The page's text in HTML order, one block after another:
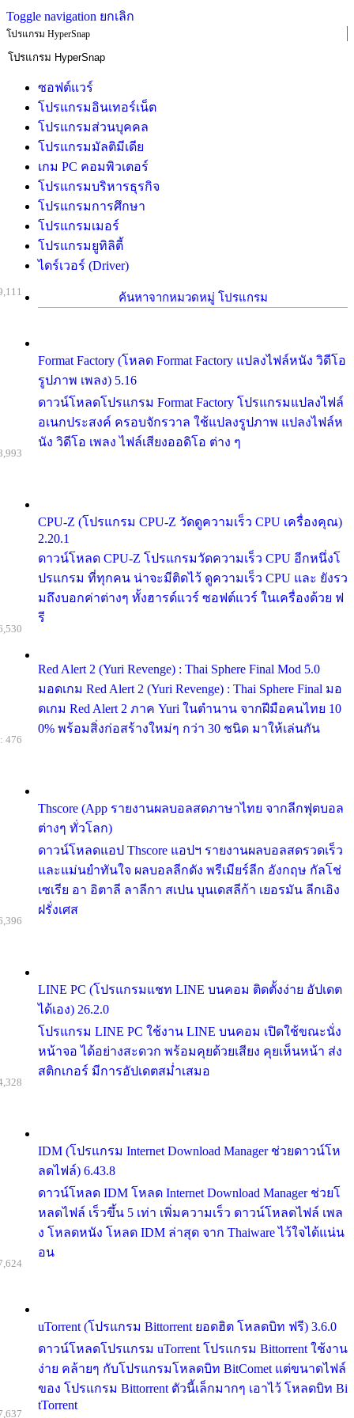
Toggle navigation ยกเลิก
โปรแกรม HyperSnap
ซอฟต์แวร์
โปรแกรมอินเทอร์เน็ต
โปรแกรมส่วนบุคคล
โปรแกรมมัลติมีเดีย
เกม PC คอมพิวเตอร์
โปรแกรมบริหารธุรกิจ
โปรแกรมการศึกษา
โปรแกรมเมอร์
โปรแกรมยูทิลิตี้
ไดร์เวอร์ (Driver)
ค้นหาจากหมวดหมู่ โปรแกรม
Format Factory (โหลด Format Factory แปลงไฟล์หนัง วิดีโอ
รูปภาพ เพลง) 5.16
ดาวน์โหลดโปรแกรม Format Factory โปรแกรมแปลงไฟล์
อเนกประสงค์ ครอบจักรวาล ใช้แปลงรูปภาพ แปลงไฟล์ห
นัง วิดีโอ เพลง ไฟล์เสียงออดิโอ ต่าง ๆ
CPU-Z (โปรแกรม CPU-Z วัดดูความเร็ว CPU เครื่องคุณ)
2.20.1
ดาวน์โหลด CPU-Z โปรแกรมวัดความเร็ว CPU อีกหนึ่งโ
ปรแกรม ที่ทุกคน น่าจะมีติดไว้ ดูความเร็ว CPU และ ยังรว
มถึงบอกค่าต่างๆ ทั้งฮารด์แวร์ ซอฟต์แวร์ ในเครื่องด้วย ฟ
รี
Red Alert 2 (Yuri Revenge) : Thai Sphere Final Mod 5.0
มอดเกม Red Alert 2 (Yuri Revenge) : Thai Sphere Final มอ
ดเกม Red Alert 2 ภาค Yuri ในตำนาน จากฝีมือคนไทย 10
0% พร้อมสิ่งก่อสร้างใหม่ๆ กว่า 30 ชนิด มาให้เล่นกัน
Thscore (App รายงานผลบอลสดภาษาไทย จากลีกฟุตบอล
ต่างๆ ทั่วโลก)
ดาวน์โหลดแอป Thscore แอปฯ รายงานผลบอลสดรวดเร็ว
และแม่นยำทันใจ ผลบอลลีกดัง พรีเมียร์ลีก อังกฤษ กัลโช่
เซเรีย อา อิตาลี ลาลีกา สเปน บุนเดสลีก้า เยอรมัน ลีกเอิง
ฝรั่งเศส
476
LINE PC (โปรแกรมแชท LINE บนคอม ติดตั้งง่าย อัปเดต
ได้เอง) 26.2.0
โปรแกรม LINE PC ใช้งาน LINE บนคอม เปิดใช้ขณะนั่ง
หน้าจอ ได้อย่างสะดวก พร้อมคุยด้วยเสียง คุยเห็นหน้า ส่ง
สติกเกอร์ มีการอัปเดตสม่ำเสมอ
IDM (โปรแกรม Internet Download Manager ช่วยดาวน์โห
ลดไฟล์) 6.43.8
ดาวน์โหลด IDM โหลด Internet Download Manager ช่วยโ
หลดไฟล์ เร็วขึ้น 5 เท่า เพิ่มความเร็ว ดาวน์โหลดไฟล์ เพล
ง โหลดหนัง โหลด IDM ล่าสุด จาก Thaiware ไว้ใจได้แน่น
อน
uTorrent (โปรแกรม Bittorrent ยอดฮิต โหลดบิท ฟรี) 3.6.0
ดาวน์โหลดโปรแกรม uTorrent โปรแกรม Bittorrent ใช้งาน
ง่าย คล้ายๆ กับโปรแกรมโหลดบิท BitComet แต่ขนาดไฟล์
ของ โปรแกรม Bittorrent ตัวนี้เล็กมากๆ เอาไว้ โหลดบิท Bi
tTorrent